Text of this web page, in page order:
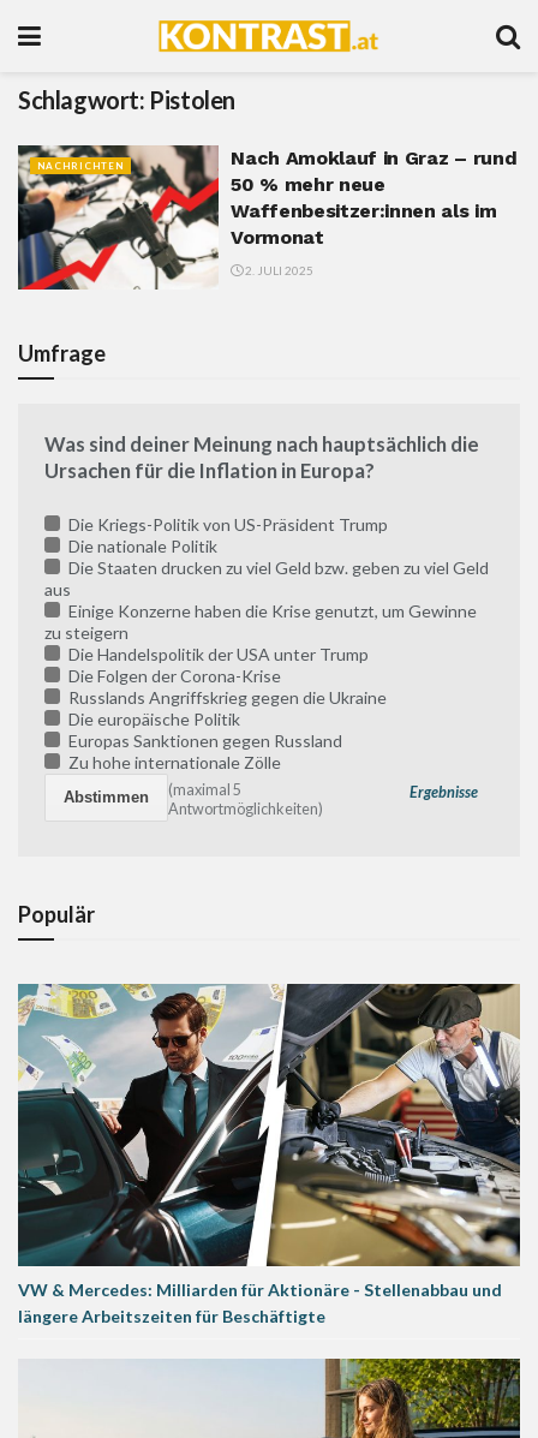
Schlagwort: Pistolen
NACHRICHTEN
Nach Amoklauf in Graz – rund
50 % mehr neue
Waffenbesitzer:innen als im
Vormonat
2. JULI 2025
Umfrage
Was sind deiner Meinung nach hauptsächlich die
Ursachen für die Inflation in Europa?
Die Kriegs-Politik von US-Präsident Trump
Die nationale Politik
Die Staaten drucken zu viel Geld bzw. geben zu viel Geld
aus
Einige Konzerne haben die Krise genutzt, um Gewinne
zu steigern
Die Handelspolitik der USA unter Trump
Die Folgen der Corona-Krise
Russlands Angriffskrieg gegen die Ukraine
Die europäische Politik
Europas Sanktionen gegen Russland
Zu hohe internationale Zölle
Ergebnisse
(maximal 5
Antwortmöglichkeiten)
Populär
VW & Mercedes: Milliarden für Aktionäre - Stellenabbau und
längere Arbeitszeiten für Beschäftigte